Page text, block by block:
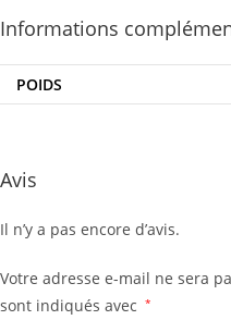
Informations
POIDS
Avis
Il n’y a pas encore d’avis.
Votre adresse e-mail ne sera
sont indiqués avec *